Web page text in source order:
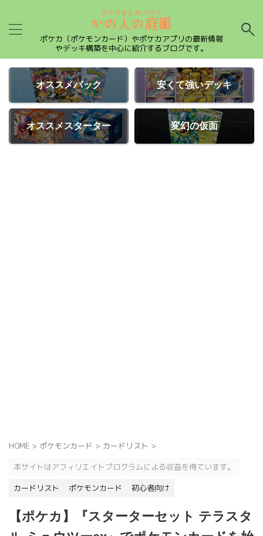
ポケカ（ポケモンカード）やポケカアプリの最新情報
やデッキ構築を中心に紹介するブログです。
オススメパック 安くて強いデッキ
オススメスターター 変幻の仮面
HOME > ポケモンカード > カードリスト >
本サイトはアフィリエイトプログラムによる収益を得ています。
カードリスト
ポケモンカード 初心者向け
【ポケカ】『スターターセット テラスタ